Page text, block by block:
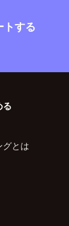
トする
る
グとは